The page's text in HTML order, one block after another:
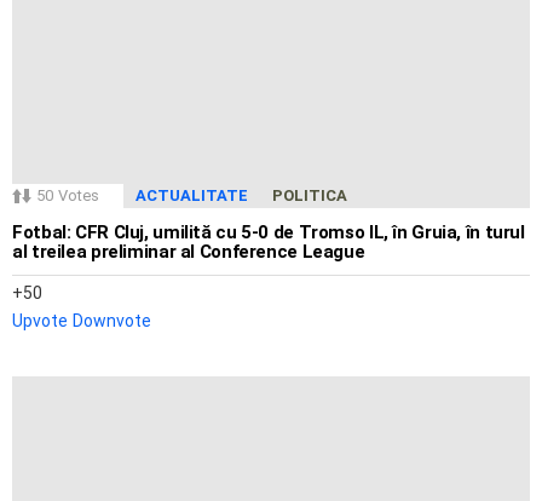
50 Votes ACTUALITATE POLITICA
Fotbal: CFR Cluj, umilită cu 5-0 de Tromso IL, în Gruia, în turul
al treilea preliminar al Conference League
50
Upvote Downvote